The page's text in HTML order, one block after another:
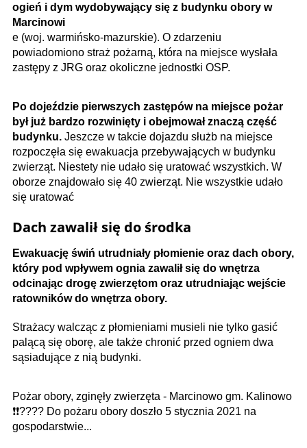
ogień i dym wydobywający się z budynku obory w
Marcinowi
e (woj. warmińsko-mazurskie). O zdarzeniu
powiadomiono straż pożarną, która na miejsce wysłała
zastępy z JRG oraz okoliczne jednostki OSP.
Po dojeździe pierwszych zastępów na miejsce pożar
był już bardzo rozwinięty i obejmował znaczą część
budynku. Jeszcze w takcie dojazdu służb na miejsce
rozpoczęła się ewakuacja przebywających w budynku
zwierząt. Niestety nie udało się uratować wszystkich. W
oborze znajdowało się 40 zwierząt. Nie wszystkie udało
się uratować
Dach zawalił się do środka
Ewakuację świń utrudniały płomienie oraz dach obory,
który pod wpływem ognia zawalił się do wnętrza
odcinając drogę zwierzętom oraz utrudniając wejście
ratowników do wnętrza obory.
Strażacy walcząc z płomieniami musieli nie tylko gasić
palącą się oborę, ale także chronić przed ogniem dwa
sąsiadujące z nią budynki.
Pożar obory, zginęły zwierzęta - Marcinowo gm. Kalinowo
❗❗???? Do pożaru obory doszło 5 stycznia 2021 na
gospodarstwie...